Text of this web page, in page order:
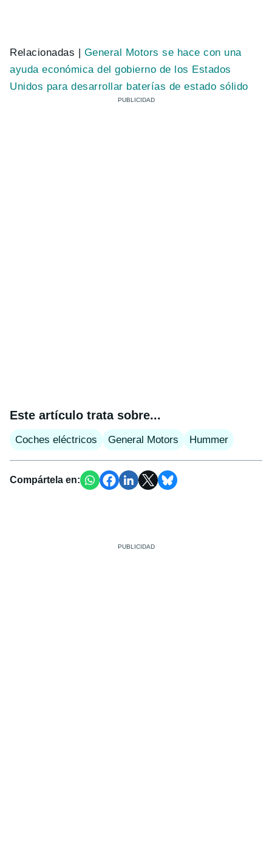
Relacionadas | General Motors se hace con una
ayuda económica del gobierno de los Estados
Unidos para desarrollar baterías de estado sólido
Este artículo trata sobre...
Coches eléctricos General Motors Hummer
Compártela en: